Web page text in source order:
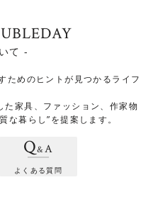
て -
ためのヒントが見つかるライフ
家具、ファッション、作家物
な暮らし”を提案します。
Q&A
よくある質問